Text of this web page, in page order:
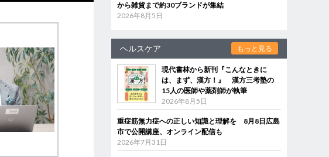
から雑貨まで約30ブランドが集結
2026年8月5日
ヘルスケア もっと見る
現代書林から新刊『こんなときに
は、まず、漢方！』 漢方三考塾の
15人の医師や薬剤師が執筆
2026年8月5日
重症筋無力症への正しい知識と理解を 8月8日広島
市で公開講座、オンライン配信も
2026年7月31日